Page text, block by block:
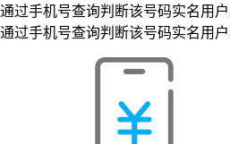
通过手机号查询判断该号码实名用户
通过手机号查询判断该号码实名用户